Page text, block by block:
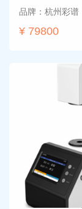
品牌：杭州彩谱
¥ 79800